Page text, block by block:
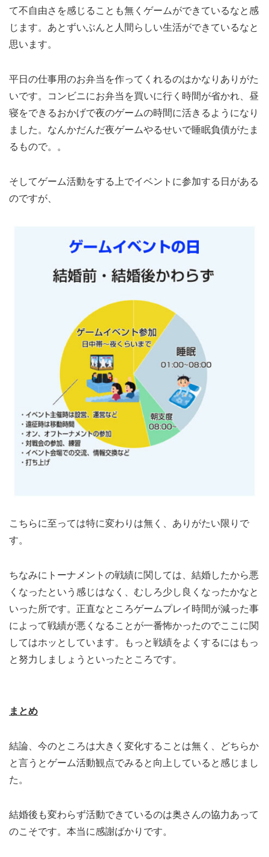
て不自由さを感じることも無くゲームができているなと感
じます。あとずいぶんと人間らしい生活ができているなと
思います。
平日の仕事用のお弁当を作ってくれるのはかなりありがた
いです。コンビニにお弁当を買いに行く時間が省かれ、昼
寝をできるおかげで夜のゲームの時間に活きるようになり
ました。なんかだんだ夜ゲームやるせいで睡眠負債がたま
るもので。。
そしてゲーム活動をする上でイベントに参加する日がある
のですが、
こちらに至っては特に変わりは無く、ありがたい限りで
す。
ちなみにトーナメントの戦績に関しては、結婚したから悪
くなったという感じはなく、むしろ少し良くなったかなと
いった所です。正直なところゲームプレイ時間が減った事
によって戦績が悪くなることが一番怖かったのでここに関
してはホッとしています。もっと戦績をよくするにはもっ
と努力しましょうといったところです。
まとめ
結論、今のところは大きく変化することは無く、どちらか
と言うとゲーム活動観点でみると向上していると感じまし
た。
結婚後も変わらず活動できているのは奥さんの協力あって
のこそです。本当に感謝ばかりです。